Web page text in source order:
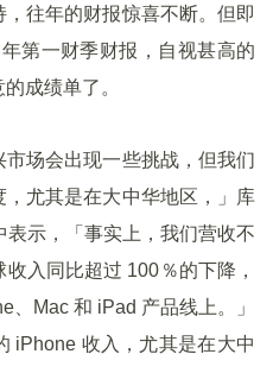
往年的财报惊喜不断。但即
第一财季财报，自视甚高的
成绩单了。
市场会出现一些挑战，但我们
尤其是在大中华地区，」库
表示，「事实上，我们营收不
入同比超过 100％的下降，
Mac 和 iPad 产品线上。」
iPhone 收入，尤其是在大中